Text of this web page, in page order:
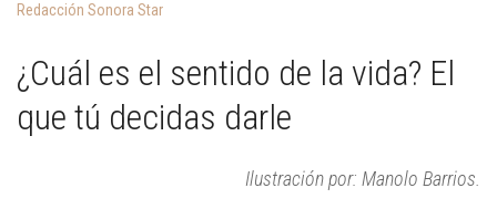
Redacción Sonora Star
¿Cuál es el sentido de la vida? El
que tú decidas darle
Ilustración por: Manolo Barrios.